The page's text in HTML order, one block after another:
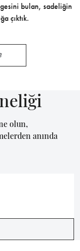
bulan, sadeliğin
çıktık.
olun,
anında